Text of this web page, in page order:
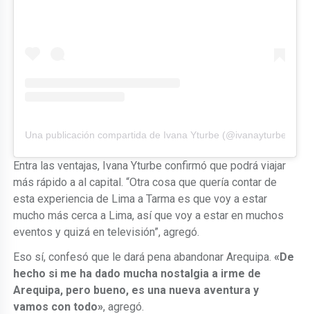
Una publicación compartida de Ivana Yturbe (@ivanayturbe)
Entra las ventajas, Ivana Yturbe confirmó que podrá viajar
más rápido a al capital. “Otra cosa que quería contar de
esta experiencia de Lima a Tarma es que voy a estar
mucho más cerca a Lima, así que voy a estar en muchos
eventos y quizá en televisión”, agregó.
Eso sí, confesó que le dará pena abandonar Arequipa.«De
hecho si me ha dado mucha nostalgia a irme de
Arequipa, pero bueno, es una nueva aventura y
vamos con todo», agregó.